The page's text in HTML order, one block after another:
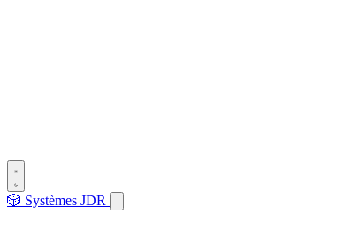
🎲 Systèmes JDR